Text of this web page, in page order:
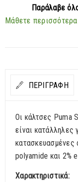
Παράλαβε
Μάθετε περισσότερα
ΠΕΡΙΓΡΑΦΗ
Οι κάλτσες Puma
είναι κατάλληλες
κατασκευασμένες
polyamide και 2%
Χαρακτηριστικά: